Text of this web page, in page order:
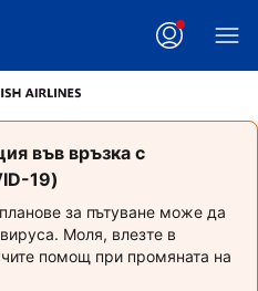
във връзка с
19)
за пътуване може да
Моля, влезте в
помощ при промяната на